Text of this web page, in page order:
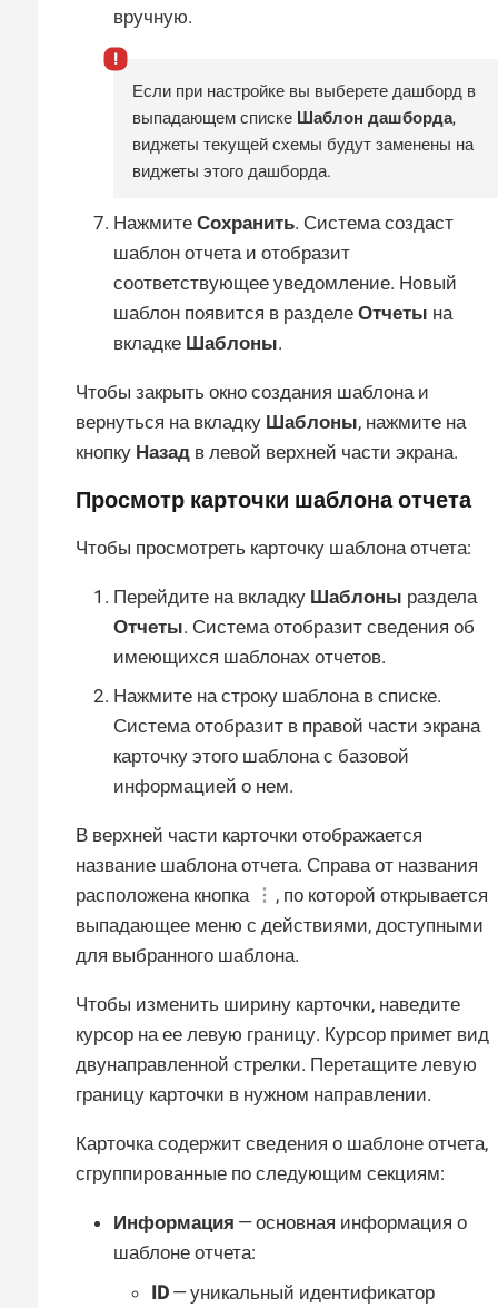
вручную.
Если при настройке вы выберете дашборд в
выпадающем списке Шаблон дашборда,
виджеты текущей схемы будут заменены на
виджеты этого дашборда.
Нажмите Сохранить. Система создаст
шаблон отчета и отобразит
соответствующее уведомление. Новый
шаблон появится в разделе Отчеты на
вкладке Шаблоны.
Чтобы закрыть окно создания шаблона и
вернуться на вкладку Шаблоны, нажмите на
кнопку Назад в левой верхней части экрана.
Просмотр карточки шаблона отчета
Чтобы просмотреть карточку шаблона отчета:
Перейдите на вкладку Шаблоны раздела
Отчеты. Система отобразит сведения об
имеющихся шаблонах отчетов.
Нажмите на строку шаблона в списке.
Система отобразит в правой части экрана
карточку этого шаблона с базовой
информацией о нем.
В верхней части карточки отображается
название шаблона отчета. Справа от названия
расположена кнопка
, по которой открывается
выпадающее меню с действиями, доступными
для выбранного шаблона.
Чтобы изменить ширину карточки, наведите
курсор на ее левую границу. Курсор примет вид
двунаправленной стрелки. Перетащите левую
границу карточки в нужном направлении.
Карточка содержит сведения о шаблоне отчета,
сгруппированные по следующим секциям:
Информация — основная информация о
шаблоне отчета:
ID — уникальный идентификатор